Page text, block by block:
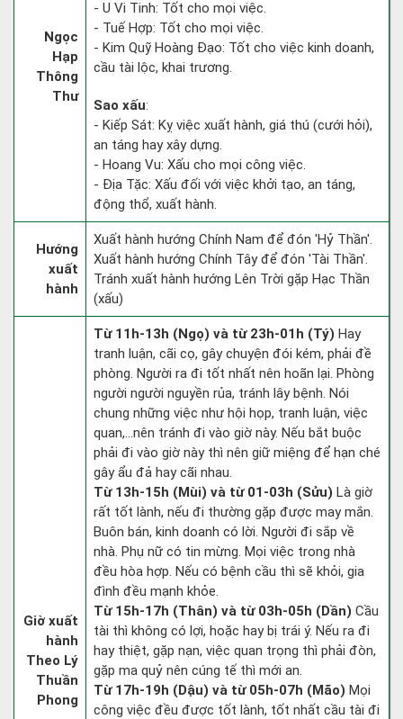
Ngọc
Hạp
Thông
Thư
- U Vi Tinh: Tốt cho mọi việc.
- Tuế Hợp: Tốt cho mọi việc.
- Kim Quỹ Hoàng Đạo: Tốt cho việc kinh doanh,
cầu tài lộc, khai trương.
Sao xấu:
- Kiếp Sát: Kỵ việc xuất hành, giá thú (cưới hỏi),
an táng hay xây dựng.
- Hoang Vu: Xấu cho mọi công việc.
- Địa Tặc: Xấu đối với việc khởi tạo, an táng,
động thổ, xuất hành.
Hướng
xuất
hành
Xuất hành hướng Chính Nam để đón 'Hỷ Thần'.
Xuất hành hướng Chính Tây để đón 'Tài Thần'.
Tránh xuất hành hướng Lên Trời gặp Hạc Thần
(xấu)
Giờ xuất
hành
Theo Lý
Thuần
Phong
Từ 11h-13h (Ngọ) và từ 23h-01h (Tý) Hay
tranh luận, cãi cọ, gây chuyện đói kém, phải đề
phòng. Người ra đi tốt nhất nên hoãn lại. Phòng
người người nguyền rủa, tránh lây bệnh. Nói
chung những việc như hội họp, tranh luận, việc
quan,…nên tránh đi vào giờ này. Nếu bắt buộc
phải đi vào giờ này thì nên giữ miệng để hạn ché
gây ẩu đả hay cãi nhau.
Từ 13h-15h (Mùi) và từ 01-03h (Sửu) Là giờ
rất tốt lành, nếu đi thường gặp được may mắn.
Buôn bán, kinh doanh có lời. Người đi sắp về
nhà. Phụ nữ có tin mừng. Mọi việc trong nhà
đều hòa hợp. Nếu có bệnh cầu thì sẽ khỏi, gia
đình đều mạnh khỏe.
Từ 15h-17h (Thân) và từ 03h-05h (Dần) Cầu
tài thì không có lợi, hoặc hay bị trái ý. Nếu ra đi
hay thiệt, gặp nạn, việc quan trọng thì phải đòn,
gặp ma quỷ nên cúng tế thì mới an.
Từ 17h-19h (Dậu) và từ 05h-07h (Mão) Mọi
công việc đều được tốt lành, tốt nhất cầu tài đi